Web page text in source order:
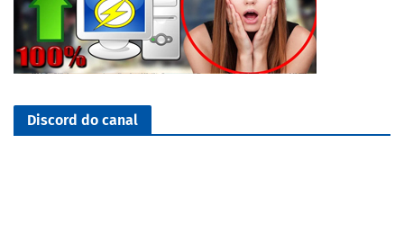
Discord do canal